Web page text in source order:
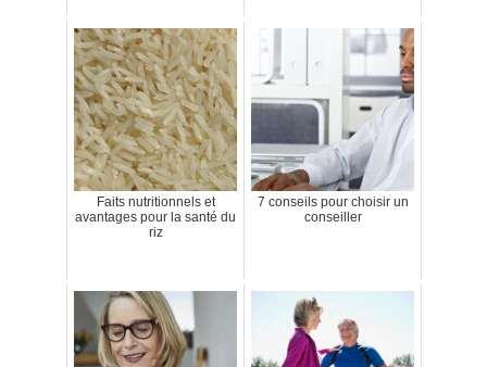
Faits nutritionnels et
avantages pour la santé du
riz
7 conseils pour choisir un
conseiller